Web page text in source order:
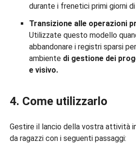
durante i frenetici primi giorni
Transizione alle operazioni
Utilizzate questo modello
abbandonare i registri sparsi
ambiente di gestione dei
e visivo.
4. Come utilizzarlo
Gestire il lancio della vostra attività
da ragazzi con i seguenti passaggi: